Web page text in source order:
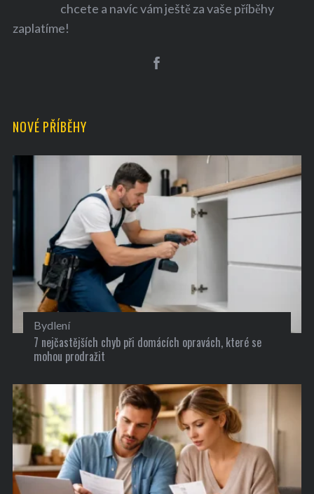
chcete a navíc vám ještě za vaše příběhy
zaplatíme!
NOVÉ PŘÍBĚHY
Bydlení
7 nejčastějších chyb při domácích opravách, které se
mohou prodražit